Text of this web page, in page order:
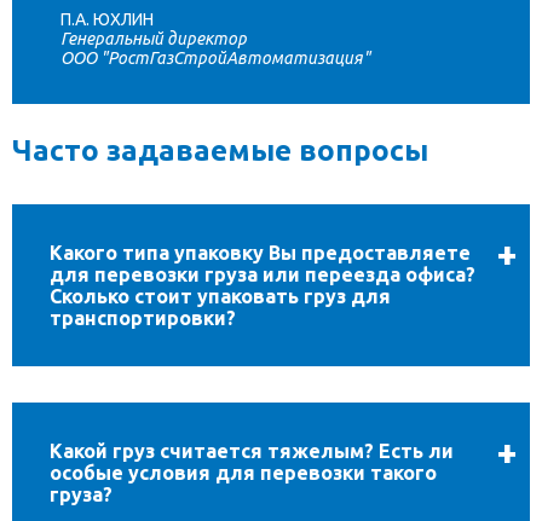
П.А. ЮХЛИН
Генеральный директор
ООО "РостГазСтройАвтоматизация"
Часто задаваемые вопросы
Какого типа упаковку Вы предоставляете
для перевозки груза или переезда офиса?
Сколько стоит упаковать груз для
транспортировки?
Какой груз считается тяжелым? Есть ли
особые условия для перевозки такого
груза?